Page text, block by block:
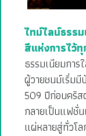
ไทม์ไลน์ธรร
สีแห่งการไว้
ธรรมเนียมการ
ผู้วายชนม์เริ่ม
509 ปีก่อนคริส
กลายเป็นแฟชั่
แผ่หลายสู่ทั่วโล